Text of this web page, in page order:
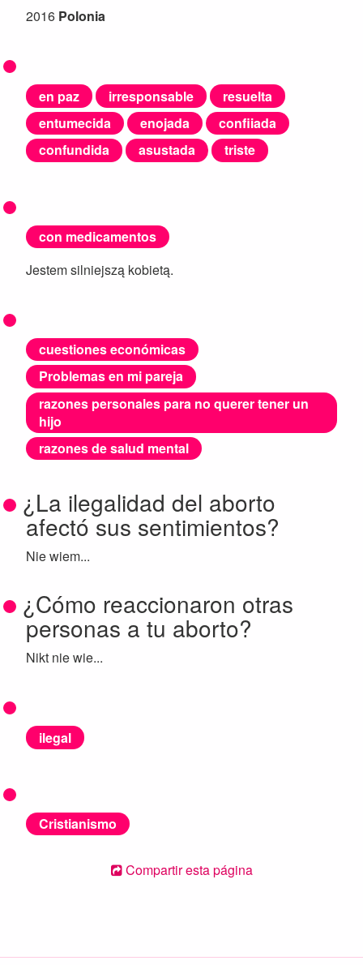
2016 Polonia
en paz irresponsable
resuelta
entumecida
enojada
confiiada
confundida
asustada triste
con medicamentos
Jestem silniejszą kobietą.
cuestiones económicas
Problemas en mi pareja
razones personales para no querer tener un
hijo
razones de salud mental
¿La ilegalidad del aborto
afectó sus sentimientos?
Nie wiem...
¿Cómo reaccionaron otras
personas a tu aborto?
Nikt nie wie...
ilegal
Cristianismo
Compartir esta página